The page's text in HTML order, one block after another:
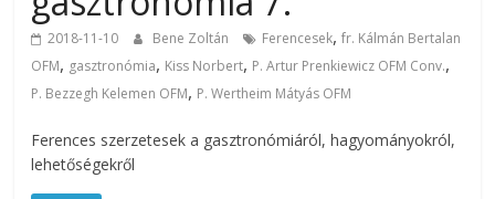
2018-11-10 Bene Zoltán Ferencesek,fr. Kálmán Bertalan
OFM, gasztronómia, Kiss Norbert, P. Artur Prenkiewicz OFM Conv.,
P. Bezzegh Kelemen OFM, P. Wertheim Mátyás OFM
Ferences szerzetesek a gasztronómiáról, hagyományokról,
lehetőségekről